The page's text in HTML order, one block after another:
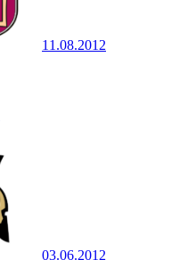
11.08.2012
03.06.2012